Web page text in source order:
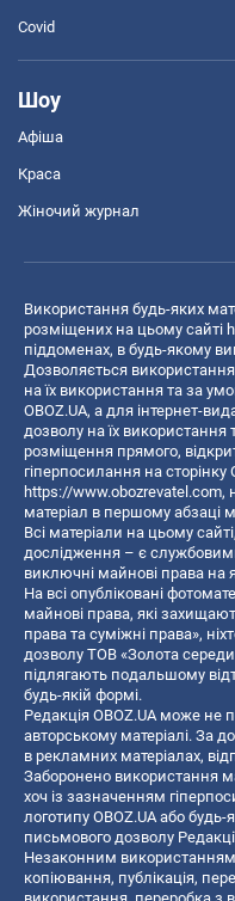
Covid
Шоу
Афіша
Краса
Жіночий журнал
Використання будь-яких
розміщених на цьому сайті
піддоменах, в будь-якому
Дозволяється
на їх використання та за
OBOZ.UA, а для інтернет-
дозволу на їх використання
розміщення прямого,
гіперпосилання на
https://www.obozrevatel.com,
матеріал в першому абзаці
Всі матеріали на цьому
дослідження – є
виключні майнові права на
На всі опубліковані
майнові права, які
права та суміжні права»,
дозволу ТОВ «Золота
підлягають подальшому
будь-якій формі.
Редакція OBOZ.UA може не
авторському матеріалі. За
в рекламних матеріалах,
Заборонено використання
хоч із зазначенням
логотипу OBOZ.UA або
письмового дозволу
Незаконним використанням
копiювання, публiкацiя,